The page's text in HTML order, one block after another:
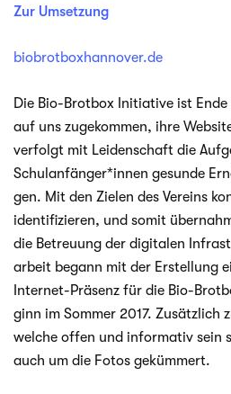
Zur Umsetzung
biobrotboxhannover.de
Die Bio-Brotbox Initia­tive ist Ende
auf uns zuge­kom­men, ihre
ver­folgt mit Lei­den­schaft die
Schulanfänger*innen gesunde
gen. Mit den Zie­len des Ver­eins
iden­ti­fi­zie­ren, und somit
die Betreu­ung der digi­ta­len
ar­beit begann mit der Erstel­lung
Internet-Präsenz für die Bio-
ginn im Som­mer 2017. Zusätz­lich
wel­che offen und infor­ma­tiv sein
auch um die Fotos gekümmert.